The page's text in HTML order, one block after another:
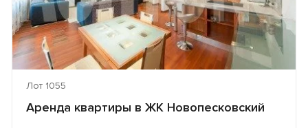
Лот 1055
Аренда квартиры в ЖК Новопесковский